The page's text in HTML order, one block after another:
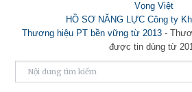
Vọng Việt
HỒ SƠ NĂNG LỰC Công ty
Thương hiệu PT bền vững từ 2013-
được tin dùng từ